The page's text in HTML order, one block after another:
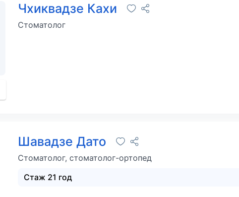
Чхиквадзе Кахи
Стоматолог
Шавадзе Дато
Стоматолог, стоматолог-ортопед
Стаж 21 год